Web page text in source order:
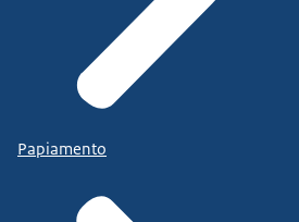
Papiamento